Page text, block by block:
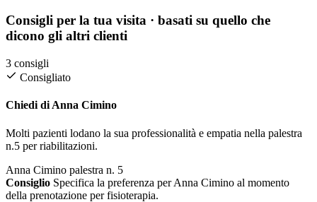
Consigli per la tua visita · basati su quello che
dicono gli altri clienti
3 consigli
Consigliato
Chiedi di Anna Cimino
Molti pazienti lodano la sua professionalità e empatia nella palestra
n.5 per riabilitazioni.
Anna Cimino palestra n. 5
Consiglio Specifica la preferenza per Anna Cimino al momento
della prenotazione per fisioterapia.